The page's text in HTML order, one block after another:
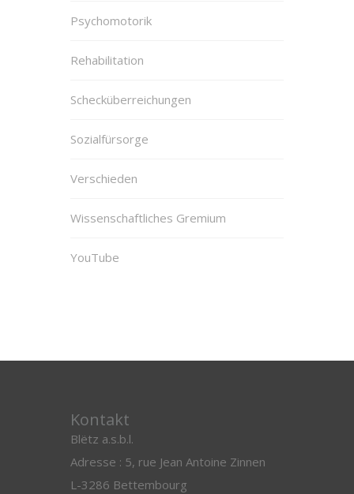
Psychomotorik
Rehabilitation
Schecküberreichungen
Sozialfürsorge
Verschieden
Wissenschaftliches Gremium
YouTube
Kontakt
Blëtz a.s.b.l.
Adresse : 5, rue Jean Antoine Zinnen
L-3286 Bettembourg